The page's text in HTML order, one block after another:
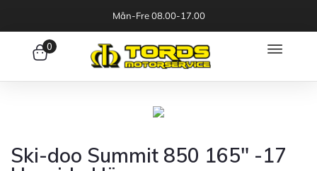
Mån-Fre 08.00-17.00
0
Ski-doo Summit 850 165″ -17